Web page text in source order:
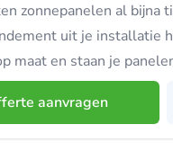
zonnepanelen al bijna
uit je installatie
maat en staan je
aanvragen